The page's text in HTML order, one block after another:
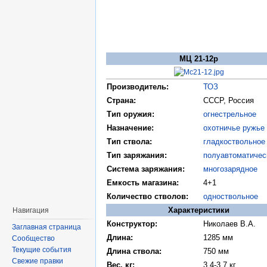
МЦ 21-12р
Производитель:
ТОЗ
Страна:
СССР, Россия
Тип оружия:
огнестрельное
Назначение:
охотничье ружье
Тип ствола:
гладкоствольное
Тип заряжания:
Система заряжания:
многозарядное
Емкость магазина:
4+1
Количество стволов:
одноствольное
Характеристики
Конструктор:
Николаев В.А.
Длина:
1285 мм
Длина ствола:
750 мм
Вес, кг:
3,4-3,7 кг
Навигация
Заглавная страница
Сообщество
Текущие события
Свежие правки